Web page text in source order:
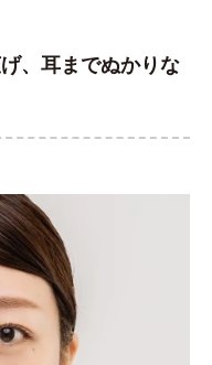
、耳までぬかりな